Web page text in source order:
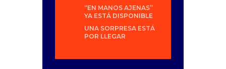
“EN MANOS AJENAS”
YA ESTÁ DISPONIBLE
UNA SORPRESA ESTÁ
POR LLEGAR